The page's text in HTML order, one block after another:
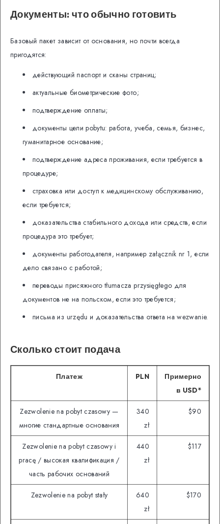
Документы: что обычно готовить
Базовый пакет зависит от основания, но почти всегда
пригодятся:
действующий паспорт и сканы страниц;
актуальные биометрические фото;
подтверждение оплаты;
документы цели pobytu: работа, учеба, семья, бизнес,
гуманитарное основание;
подтверждение адреса проживания, если требуется в
процедуре;
страховка или доступ к медицинскому обслуживанию,
если требуется;
доказательства стабильного дохода или средств, если
процедура это требует;
документы работодателя, например załącznik nr 1, если
дело связано с работой;
переводы присяжного tłumacza przysięgłego для
документов не на польском, если это требуется;
письма из urzędu и доказательства ответа на wezwanie.
Сколько стоит подача
Платеж PLN
Примерно
в USD*
Zezwolenie na pobyt czasowy —
многие стандартные основания
340
zł
$90
Zezwolenie na pobyt czasowy i
pracę / высокая квалификация /
часть рабочих оснований
440
zł
$117
Zezwolenie na pobyt stały
640
zł
$170